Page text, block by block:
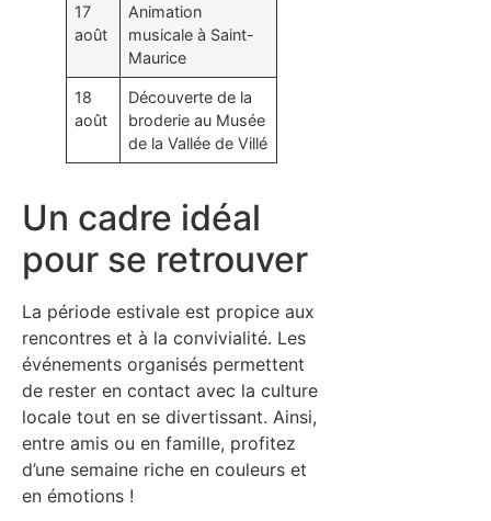
17
août
Animation
musicale à Saint-
Maurice
18
août
Découverte de la
broderie au Musée
de la Vallée de Villé
Un cadre idéal
pour se retrouver
La période estivale est propice aux
rencontres et à la convivialité. Les
événements organisés permettent
de rester en contact avec la culture
locale tout en se divertissant. Ainsi,
entre amis ou en famille, profitez
d’une semaine riche en couleurs et
en émotions !